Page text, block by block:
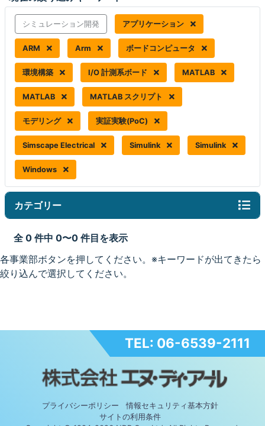
シミュレーション開発 アプリケーション
ARM Arm ボードコンピュータ
環境構築 I/O 計測系ボード MATLAB
MATLAB MATLAB スクリプト
モデリング 実証実験(PoC)
Simscape Electrical Simulink Simulink
Windows
カテゴリー
全 0 件中 0〜0 件目を表示
各事業部ボタンを押してください。※キーワードが出てきたら
絞り込んで選択してください。
TEL: 06-6539-2111
プライバシーポリシー
情報セキュリティ基本方針
サイトの利用条件